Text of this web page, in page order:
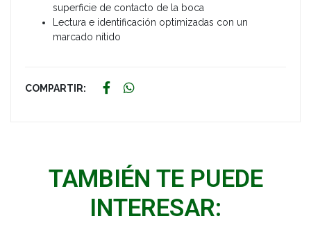
superficie de contacto de la boca
Lectura e identificación optimizadas con un
marcado nítido
COMPARTIR:
TAMBIÉN TE PUEDE
INTERESAR: